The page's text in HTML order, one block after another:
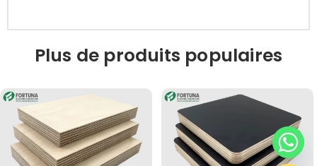
Plus de produits populaires